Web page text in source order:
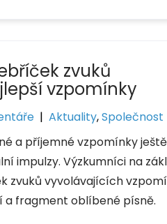
zvuků
vzpomínky
|Aktuality,Společnost
a příjemné vzpomínky ještě
impulzy. Výzkumníci na
zvuků vyvolávajících
a fragment oblíbené písně.